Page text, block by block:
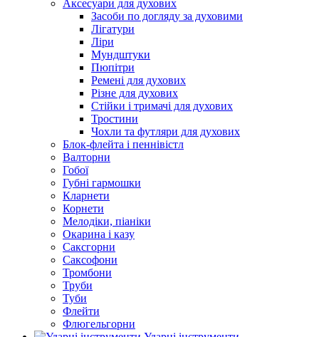
Аксесуари для духових
Засоби по догляду за духовими
Лігатури
Ліри
Мундштуки
Пюпітри
Ремені для духових
Різне для духових
Стійки і тримачі для духових
Тростини
Чохли та футляри для духових
Блок-флейта і пеннівістл
Валторни
Гобої
Губні гармошки
Кларнети
Корнети
Мелодіки, піаніки
Окарина і казу
Саксгорни
Саксофони
Тромбони
Труби
Туби
Флейти
Флюгельгорни